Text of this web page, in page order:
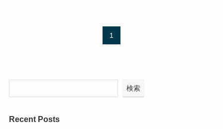
1
検索
Recent Posts